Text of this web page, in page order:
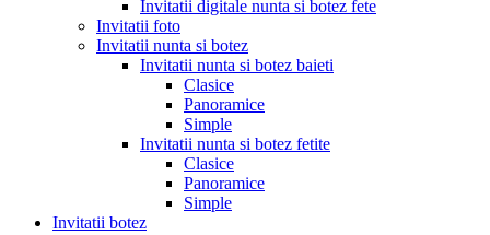
Invitatii digitale nunta si botez fete
Invitatii foto
Invitatii nunta si botez
Invitatii nunta si botez baieti
Clasice
Panoramice
Simple
Invitatii nunta si botez fetite
Clasice
Panoramice
Simple
Invitatii botez